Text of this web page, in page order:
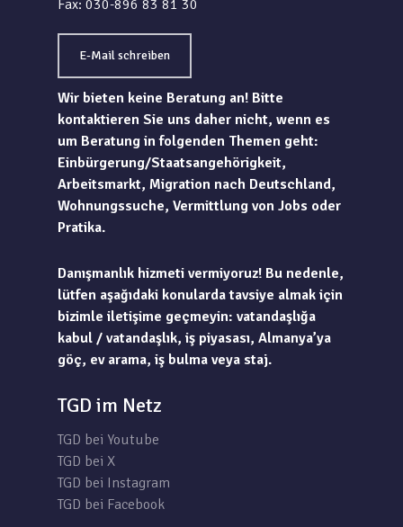
Fax: 030-896 83 81 30
E-Mail schreiben
Wir bieten keine Beratung an! Bitte
kontaktieren Sie uns daher nicht, wenn es
um Beratung in folgenden Themen geht:
Einbürgerung/Staatsangehörigkeit,
Arbeitsmarkt, Migration nach Deutschland,
Wohnungssuche, Vermittlung von Jobs oder
Pratika.
Danışmanlık hizmeti vermiyoruz! Bu nedenle,
lütfen aşağıdaki konularda tavsiye almak için
bizimle iletişime geçmeyin: vatandaşlığa
kabul / vatandaşlık, iş piyasası, Almanya’ya
göç, ev arama, iş bulma veya staj.
TGD im Netz
TGD bei Youtube
TGD bei X
TGD bei Instagram
TGD bei Facebook